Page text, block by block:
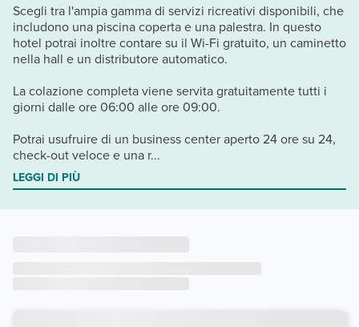
Scegli tra l'ampia gamma di servizi ricreativi disponibili, che
includono una piscina coperta e una palestra. In questo
hotel potrai inoltre contare su il Wi-Fi gratuito, un caminetto
nella hall e un distributore automatico.
La colazione completa viene servita gratuitamente tutti i
giorni dalle ore 06:00 alle ore 09:00.
Potrai usufruire di un business center aperto 24 ore su 24,
check-out veloce e una r...
LEGGI DI PIÙ